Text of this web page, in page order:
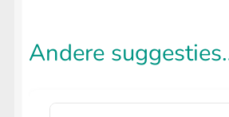
Andere